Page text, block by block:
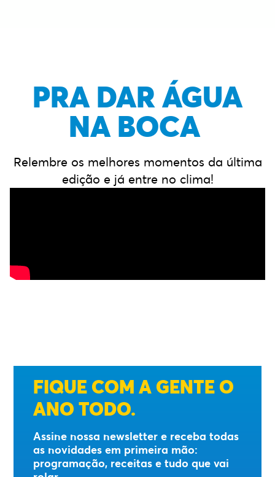
PRA DAR ÁGUA
NA BOCA
Relembre os melhores momentos da última
edição e já entre no clima!
FIQUE COM A GENTE O
ANO TODO.
Assine nossa newsletter e receba todas
as novidades em primeira mão:
programação, receitas e tudo que vai